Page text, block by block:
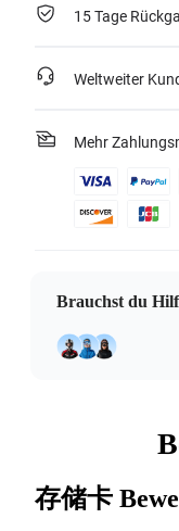
Schreibzyklen: 3.000
15 Tage
Weltweiter
Mehr
Brauchst du
存储卡